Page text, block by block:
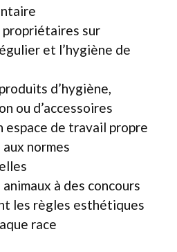
sur
et l’hygiène de
d’hygiène,
ou d’accessoires
espace de travail propre
normes
à des concours
les règles esthétiques
race